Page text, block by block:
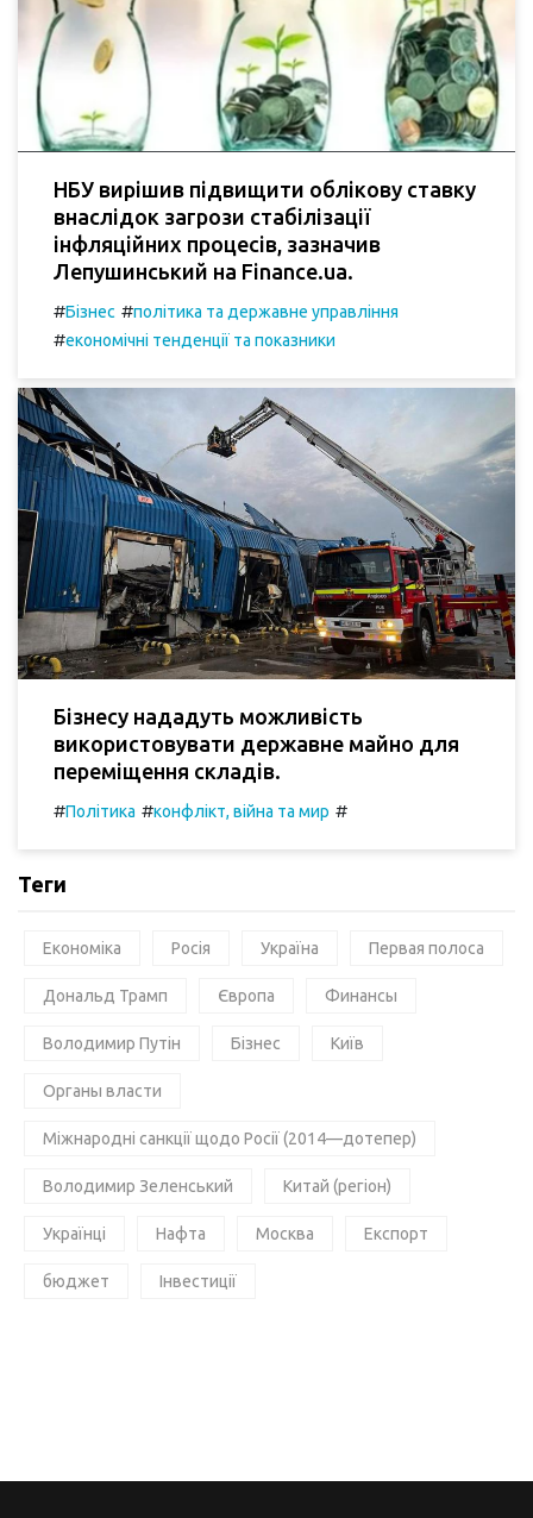
НБУ вирішив підвищити облікову ставку
внаслідок загрози стабілізації
інфляційних процесів, зазначив
Лепушинський на Finance.ua.
#Бізнес #політика та державне управління
#економічні тенденції та показники
Бізнесу нададуть можливість
використовувати державне майно для
переміщення складів.
#Політика #конфлікт, війна та мир #
Теги
Економіка Росія Україна Первая полоса
Дональд Трамп Європа Финансы
Володимир Путін Бізнес Київ
Органы власти
Міжнародні санкції щодо Росії (2014—дотепер)
Володимир Зеленський Китай (регіон)
Українці Нафта Москва Експорт
бюджет Інвестиції